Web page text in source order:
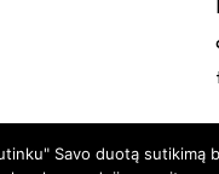
Savo duotą